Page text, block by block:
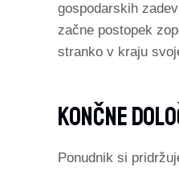
gospodarskih
začne postopek
stranko v kraju
Končne
Ponudnik si